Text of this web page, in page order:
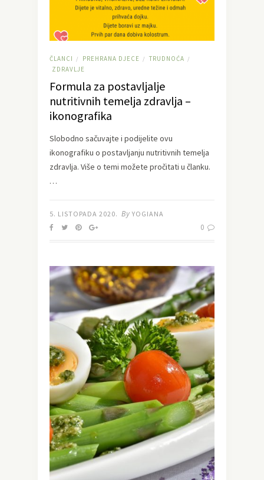
ČLANCI / PREHRANA DJECE / TRUDNOĆA /
ZDRAVLJE
Formula za postavljalje
nutritivnih temelja zdravlja –
ikonografika
Slobodno sačuvajte i podijelite ovu
ikonografiku o postavljanju nutritivnih temelja
zdravlja. Više o temi možete pročitati u članku.
…
5. LISTOPADA 2020. By YOGIANA
0